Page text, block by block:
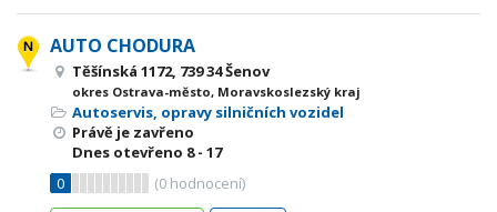
AUTO CHODURA
Těšínská 1172, 739 34 Šenov
okres Ostrava-město, Moravskoslezský kraj
Autoservis, opravy silničních vozidel
Právě je zavřeno
Dnes otevřeno 8 - 17
0
(0 hodnocení)